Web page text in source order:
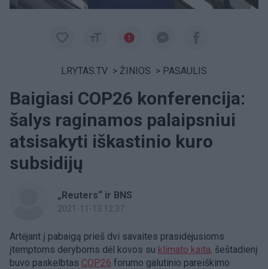
LRYTAS.TV > ŽINIOS > PASAULIS
Baigiasi COP26 konferencija:
šalys raginamos palaipsniui
atsisakyti iškastinio kuro
subsidijų
„Reuters“ ir BNS
2021-11-13 12:37
Artėjant į pabaigą prieš dvi savaites prasidėjusioms
įtemptoms deryboms dėl kovos su klimato kaita, šeštadienį
buvo paskelbtas COP26 forumo galutinio pareiškimo